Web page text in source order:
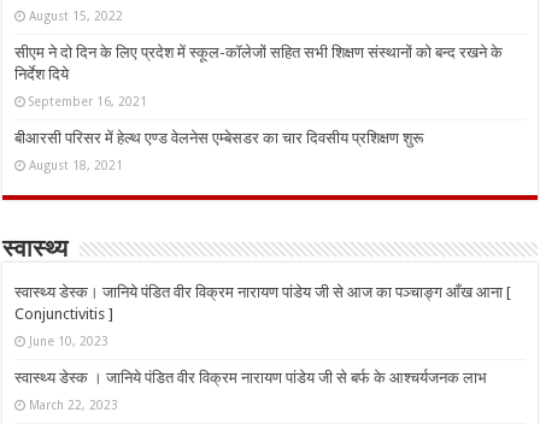
August 15, 2022
सीएम ने दो दिन के लिए प्रदेश में स्कूल-कॉलेजों सहित सभी शिक्षण संस्थानों को बन्द रखने के
निर्देश दिये
September 16, 2021
बीआरसी परिसर में हेल्थ एण्ड वेलनेस एम्बेसडर का चार दिवसीय प्रशिक्षण शुरू
August 18, 2021
स्वास्थ्य
स्वास्थ्य डेस्क। जानिये पंडित वीर विक्रम नारायण पांडेय जी से आज का पञ्चाङ्ग आँख आना [
Conjunctivitis ]
June 10, 2023
स्वास्थ्य डेस्क । जानिये पंडित वीर विक्रम नारायण पांडेय जी से बर्फ के आश्चर्यजनक लाभ
March 22, 2023